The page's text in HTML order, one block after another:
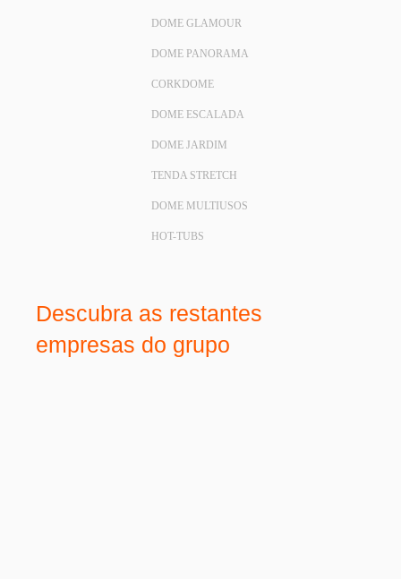
DOME GLAMOUR
DOME PANORAMA
CORKDOME
DOME ESCALADA
DOME JARDIM
TENDA STRETCH
DOME MULTIUSOS
HOT-TUBS
Descubra as restantes
empresas do grupo